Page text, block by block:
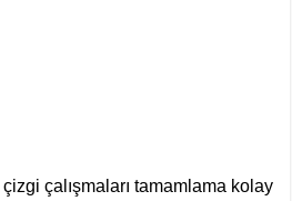
çalışmaları tamamlama kolay